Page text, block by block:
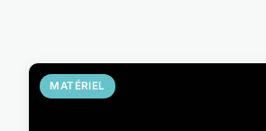
MATÉRIEL